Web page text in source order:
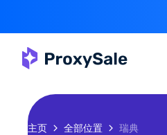
主页 全部位置 瑞典